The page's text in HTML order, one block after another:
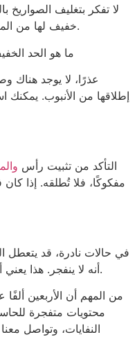
لا تفكر بتغليف
خفيف لها من المطر ًا ولكن يجب إنشاءها قبل إشعالها.
ما هو الحد
عذرًا، لا يوجد هناك
إطلاقها من الأنبوب. يمكنك
التأكد من تثبيت رأس
مفكوكًا، فلا تُطلقه. إذا
في حالات نادرة، قد يتعطل
أنه لا ينفجر. هذا يعني أن رأسها وذراعه سيعودان إلى الأرض.
من المهم أن الأربعين ألفًا
محتويات متفجرة
النفايات، وتواصل